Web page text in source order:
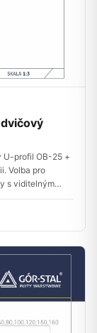
U-profil OB-25 +
Volba pro
s viditelným